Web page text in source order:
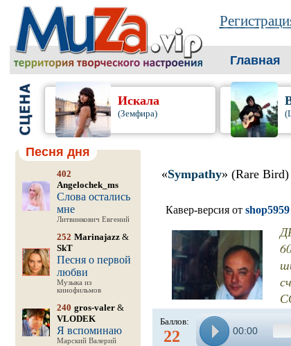
Главная
Искала
(Земфира)
Песня дня
402
Angelochek_ms
Слова остались
мне
Литвинкович Евгений
252 Marinajazz&
SkT
Песня о первой
любви
Музыка из
кинофильмов
240 gros-valer&
VLODEK
Я вспоминаю
Марский Валерий
«Sympathy» (Rare Bird)
Кавер-версия от shop5959
Баллов:
22 00:00